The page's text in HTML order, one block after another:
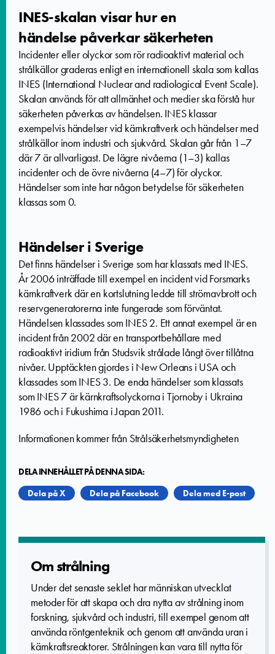
INES-skalan visar hur en
händelse påverkar säkerheten
Incidenter eller olyckor som rör radioaktivt material och
strålkällor graderas enligt en internationell skala som kallas
INES (International Nuclear and radiological Event Scale).
Skalan används för att allmänhet och medier ska förstå hur
säkerheten påverkas av händelsen. INES klassar
exempelvis händelser vid kärnkraftverk och händelser med
strålkällor inom industri och sjukvård. Skalan går från 1–7
där 7 är allvarligast. De lägre nivåerna (1–3) kallas
incidenter och de övre nivåerna (4–7) för olyckor.
Händelser som inte har någon betydelse för säkerheten
klassas som 0.
Händelser i Sverige
Det finns händelser i Sverige som har klassats med INES.
År 2006 inträffade till exempel en incident vid Forsmarks
kärnkraftverk där en kortslutning ledde till strömavbrott och
reservgeneratorerna inte fungerade som förväntat.
Händelsen klassades som INES 2. Ett annat exempel är en
incident från 2002 där en transportbehållare med
radioaktivt iridium från Studsvik strålade långt över tillåtna
nivåer. Upptäckten gjordes i New Orleans i USA och
klassades som INES 3. De enda händelser som klassats
som INES 7 är kärnkraftsolyckorna i Tjornoby i Ukraina
1986 och i Fukushima i Japan 2011.
Informationen kommer från Strålsäkerhetsmyndigheten
DELA INNEHÅLLET PÅ DENNA SIDA:
Dela på X
Dela på Facebook Dela med E-post
Om strålning
Under det senaste seklet har människan utvecklat
metoder för att skapa och dra nytta av strålning inom
forskning, sjukvård och industri, till exempel genom att
använda röntgenteknik och genom att använda uran i
kärnkraftsreaktorer. Strålningen kan vara till nytta för